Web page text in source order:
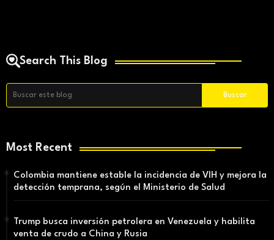
Search This Blog
Most Recent
Colombia mantiene estable la incidencia de VIH y mejora la
detección temprana, según el Ministerio de Salud
Trump busca inversión petrolera en Venezuela y habilita
venta de crudo a China y Rusia